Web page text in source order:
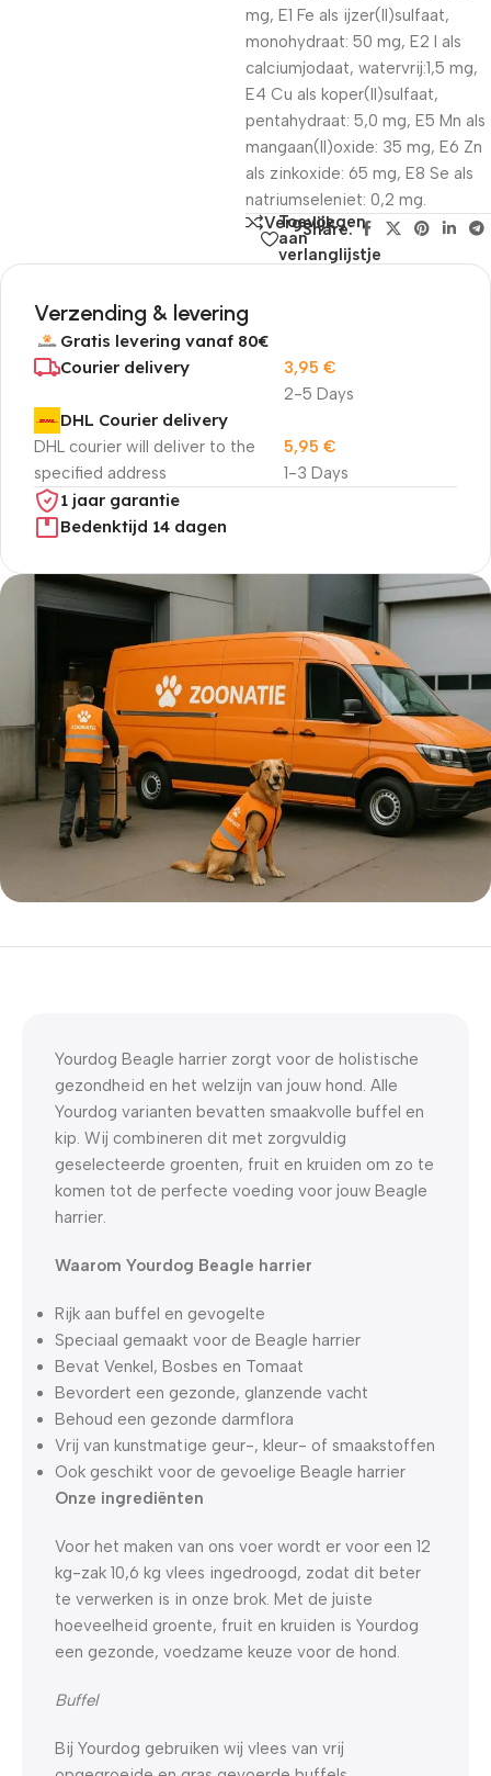
mg, E1 Fe als ijzer(II)sulfaat,
monohydraat: 50 mg, E2 I als
calciumjodaat, watervrij:1,5 mg,
E4 Cu als koper(II)sulfaat,
pentahydraat: 5,0 mg, E5 Mn als
mangaan(II)oxide: 35 mg, E6 Zn
als zinkoxide: 65 mg, E8 Se als
natriumseleniet: 0,2 mg.
Vergelijk
Toevoegen
aan
verlanglijstje
Share:
Verzending & levering
Gratis levering vanaf 80€
Courier delivery
2-5 Days
3,95 €
DHL Courier delivery
DHL courier will deliver to the
specified address
1-3 Days
5,95 €
1 jaar garantie
Bedenktijd 14 dagen
5% korting met code
Yourdog Beagle harrier zorgt voor de holistische
gezondheid en het welzijn van jouw hond. Alle
Yourdog varianten bevatten smaakvolle buffel en
kip. Wij combineren dit met zorgvuldig
geselecteerde groenten, fruit en kruiden om zo te
komen tot de perfecte voeding voor jouw Beagle
harrier.
Waarom Yourdog Beagle harrier
Rijk aan buffel en gevogelte
Speciaal gemaakt voor de Beagle harrier
Bevat Venkel, Bosbes en Tomaat
Bevordert een gezonde, glanzende vacht
Behoud een gezonde darmflora
Vrij van kunstmatige geur-, kleur- of smaakstoffen
Ook geschikt voor de gevoelige Beagle harrier
Onze ingrediënten
Voor het maken van ons voer wordt er voor een 12
kg-zak 10,6 kg vlees ingedroogd, zodat dit beter
te verwerken is in onze brok. Met de juiste
hoeveelheid groente, fruit en kruiden is Yourdog
een gezonde, voedzame keuze voor de hond.
Buffel
Bij Yourdog gebruiken wij vlees van vrij